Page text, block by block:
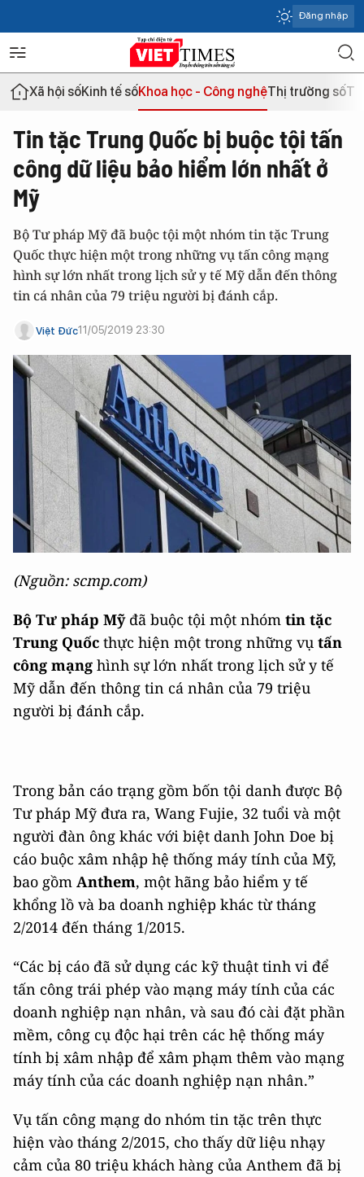
Đăng nhập
Xã hội sốKinh tế sốKhoa học - Công nghệThị trường số
Tin tặc Trung Quốc bị buộc tội tấn
công dữ liệu bảo hiểm lớn nhất ở
Mỹ
Bộ Tư pháp Mỹ đã buộc tội một nhóm tin tặc Trung
Quốc thực hiện một trong những vụ tấn công mạng
hình sự lớn nhất trong lịch sử y tế Mỹ dẫn đến thông
tin cá nhân của 79 triệu người bị đánh cắp.
Việt Đức11/05/2019 23:30
(Nguồn: scmp.com)
Bộ Tư pháp Mỹđã buộc tội một nhóm tin tặc
Trung Quốc thực hiện một trong những vụ tấn
công mạng hình sự lớn nhất trong lịch sử y tế
Mỹ dẫn đến thông tin cá nhân của 79 triệu
người bị đánh cắp.
Trong bản cáo trạng gồm bốn tội danh được Bộ
Tư pháp Mỹ đưa ra, Wang Fujie, 32 tuổi và một
người đàn ông khác với biệt danh John Doe bị
cáo buộc xâm nhập hệ thống máy tính của Mỹ,
bao gồm Anthem, một hãng bảo hiểm y tế
khổng lồ và ba doanh nghiệp khác từ tháng
2/2014 đến tháng 1/2015.
“Các bị cáo đã sử dụng các kỹ thuật tinh vi để
tấn công trái phép vào mạng máy tính của các
doanh nghiệp nạn nhân, và sau đó cài đặt phần
mềm, công cụ độc hại trên các hệ thống máy
tính bị xâm nhập để xâm phạm thêm vào mạng
máy tính của các doanh nghiệp nạn nhân.”
Vụ tấn công mạng do nhóm tin tặc trên thực
hiện vào tháng 2/2015, cho thấy dữ liệu nhạy
cảm của 80 triệu khách hàng của Anthem đã bị